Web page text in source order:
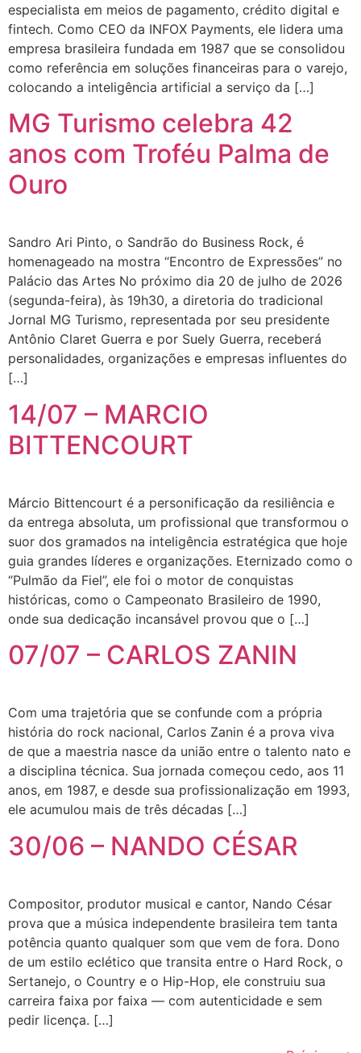
especialista em meios de pagamento, crédito digital e
fintech. Como CEO da INFOX Payments, ele lidera uma
empresa brasileira fundada em 1987 que se consolidou
como referência em soluções financeiras para o varejo,
colocando a inteligência artificial a serviço da […]
MG Turismo celebra 42
anos com Troféu Palma de
Ouro
Sandro Ari Pinto, o Sandrão do Business Rock, é
homenageado na mostra “Encontro de Expressões” no
Palácio das Artes No próximo dia 20 de julho de 2026
(segunda-feira), às 19h30, a diretoria do tradicional
Jornal MG Turismo, representada por seu presidente
Antônio Claret Guerra e por Suely Guerra, receberá
personalidades, organizações e empresas influentes do
[…]
14/07 – MARCIO
BITTENCOURT
Márcio Bittencourt é a personificação da resiliência e
da entrega absoluta, um profissional que transformou o
suor dos gramados na inteligência estratégica que hoje
guia grandes líderes e organizações. Eternizado como o
“Pulmão da Fiel”, ele foi o motor de conquistas
históricas, como o Campeonato Brasileiro de 1990,
onde sua dedicação incansável provou que o […]
07/07 – CARLOS ZANIN
Com uma trajetória que se confunde com a própria
história do rock nacional, Carlos Zanin é a prova viva
de que a maestria nasce da união entre o talento nato e
a disciplina técnica. Sua jornada começou cedo, aos 11
anos, em 1987, e desde sua profissionalização em 1993,
ele acumulou mais de três décadas […]
30/06 – NANDO CÉSAR
Compositor, produtor musical e cantor, Nando César
prova que a música independente brasileira tem tanta
potência quanto qualquer som que vem de fora. Dono
de um estilo eclético que transita entre o Hard Rock, o
Sertanejo, o Country e o Hip-Hop, ele construiu sua
carreira faixa por faixa — com autenticidade e sem
pedir licença. […]